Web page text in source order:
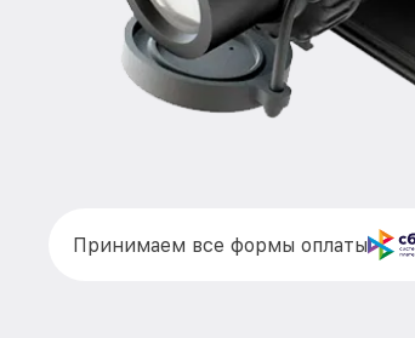
Принимаем все формы оплаты